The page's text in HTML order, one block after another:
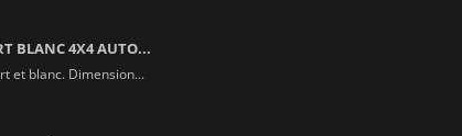
BLANC 4X4 AUTO...
et blanc. Dimension...